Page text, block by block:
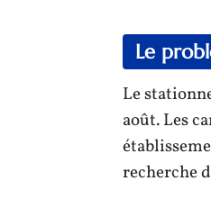
Le
Le
août. Les
recherche